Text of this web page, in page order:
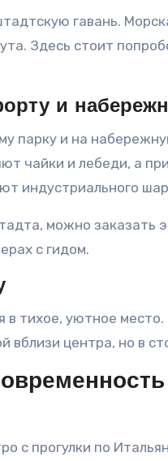
гавань.
Здесь стоит
и
парку и на
чайки и лебеди, а
индустриального
можно
с гидом.
в тихое, уютное
вблизи центра, но в
с прогулки по